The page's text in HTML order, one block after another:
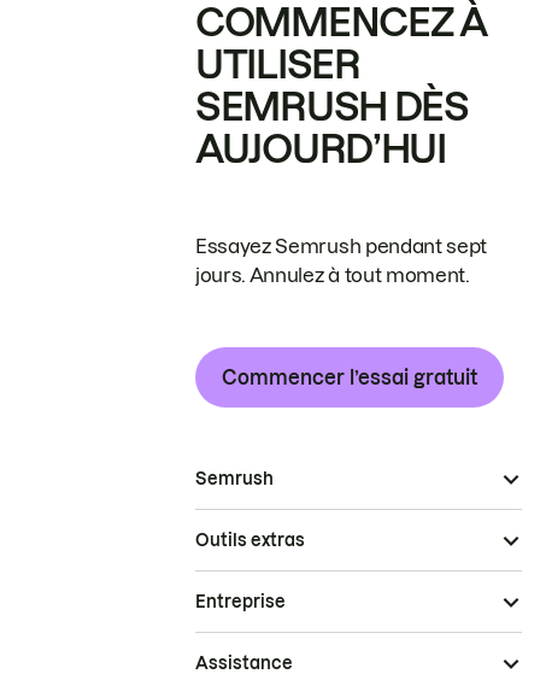
COMMENCEZ À
UTILISER
SEMRUSH DÈS
AUJOURD’HUI
Essayez Semrush pendant sept
jours. Annulez à tout moment.
Commencer l’essai gratuit
Semrush
Outils extras
Entreprise
Assistance